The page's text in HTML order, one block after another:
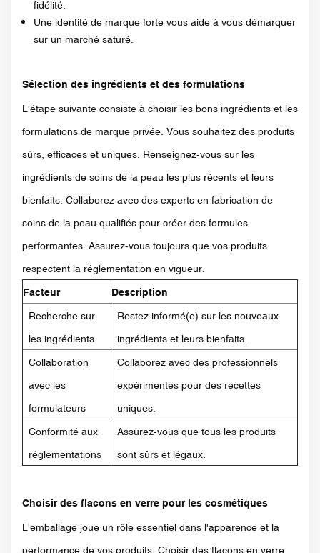
fidélité.
Une identité de marque forte vous aide à vous démarquer
sur un marché saturé.
Sélection des ingrédients et des formulations
L'étape suivante consiste à choisir les bons ingrédients et les
formulations de marque privée. Vous souhaitez des produits
sûrs, efficaces et uniques. Renseignez-vous sur les
ingrédients de soins de la peau les plus récents et leurs
bienfaits. Collaborez avec des experts en fabrication de
soins de la peau qualifiés pour créer des formules
performantes. Assurez-vous toujours que vos produits
respectent la réglementation en vigueur.
Facteur Description
Recherche sur
les ingrédients
Restez informé(e) sur les nouveaux
ingrédients et leurs bienfaits.
Collaboration
avec les
formulateurs
Collaborez avec des professionnels
expérimentés pour des recettes
uniques.
Conformité aux
réglementations
Assurez-vous que tous les produits
sont sûrs et légaux.
Choisir des flacons en verre pour les cosmétiques
L'emballage joue un rôle essentiel dans l'apparence et la
performance de vos produits. Choisir des flacons en verre,